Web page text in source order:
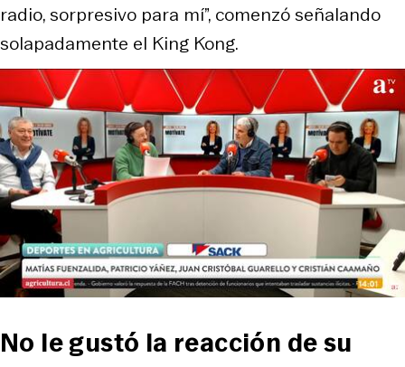
radio, sorpresivo para mí”, comenzó señalando
solapadamente el King Kong.
No le gustó la reacción de su